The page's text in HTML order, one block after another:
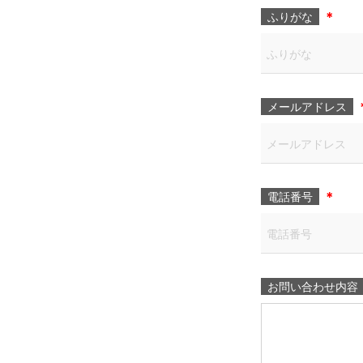
ふりがな ＊
メールアドレス
電話番号 ＊
お問い合わせ内容